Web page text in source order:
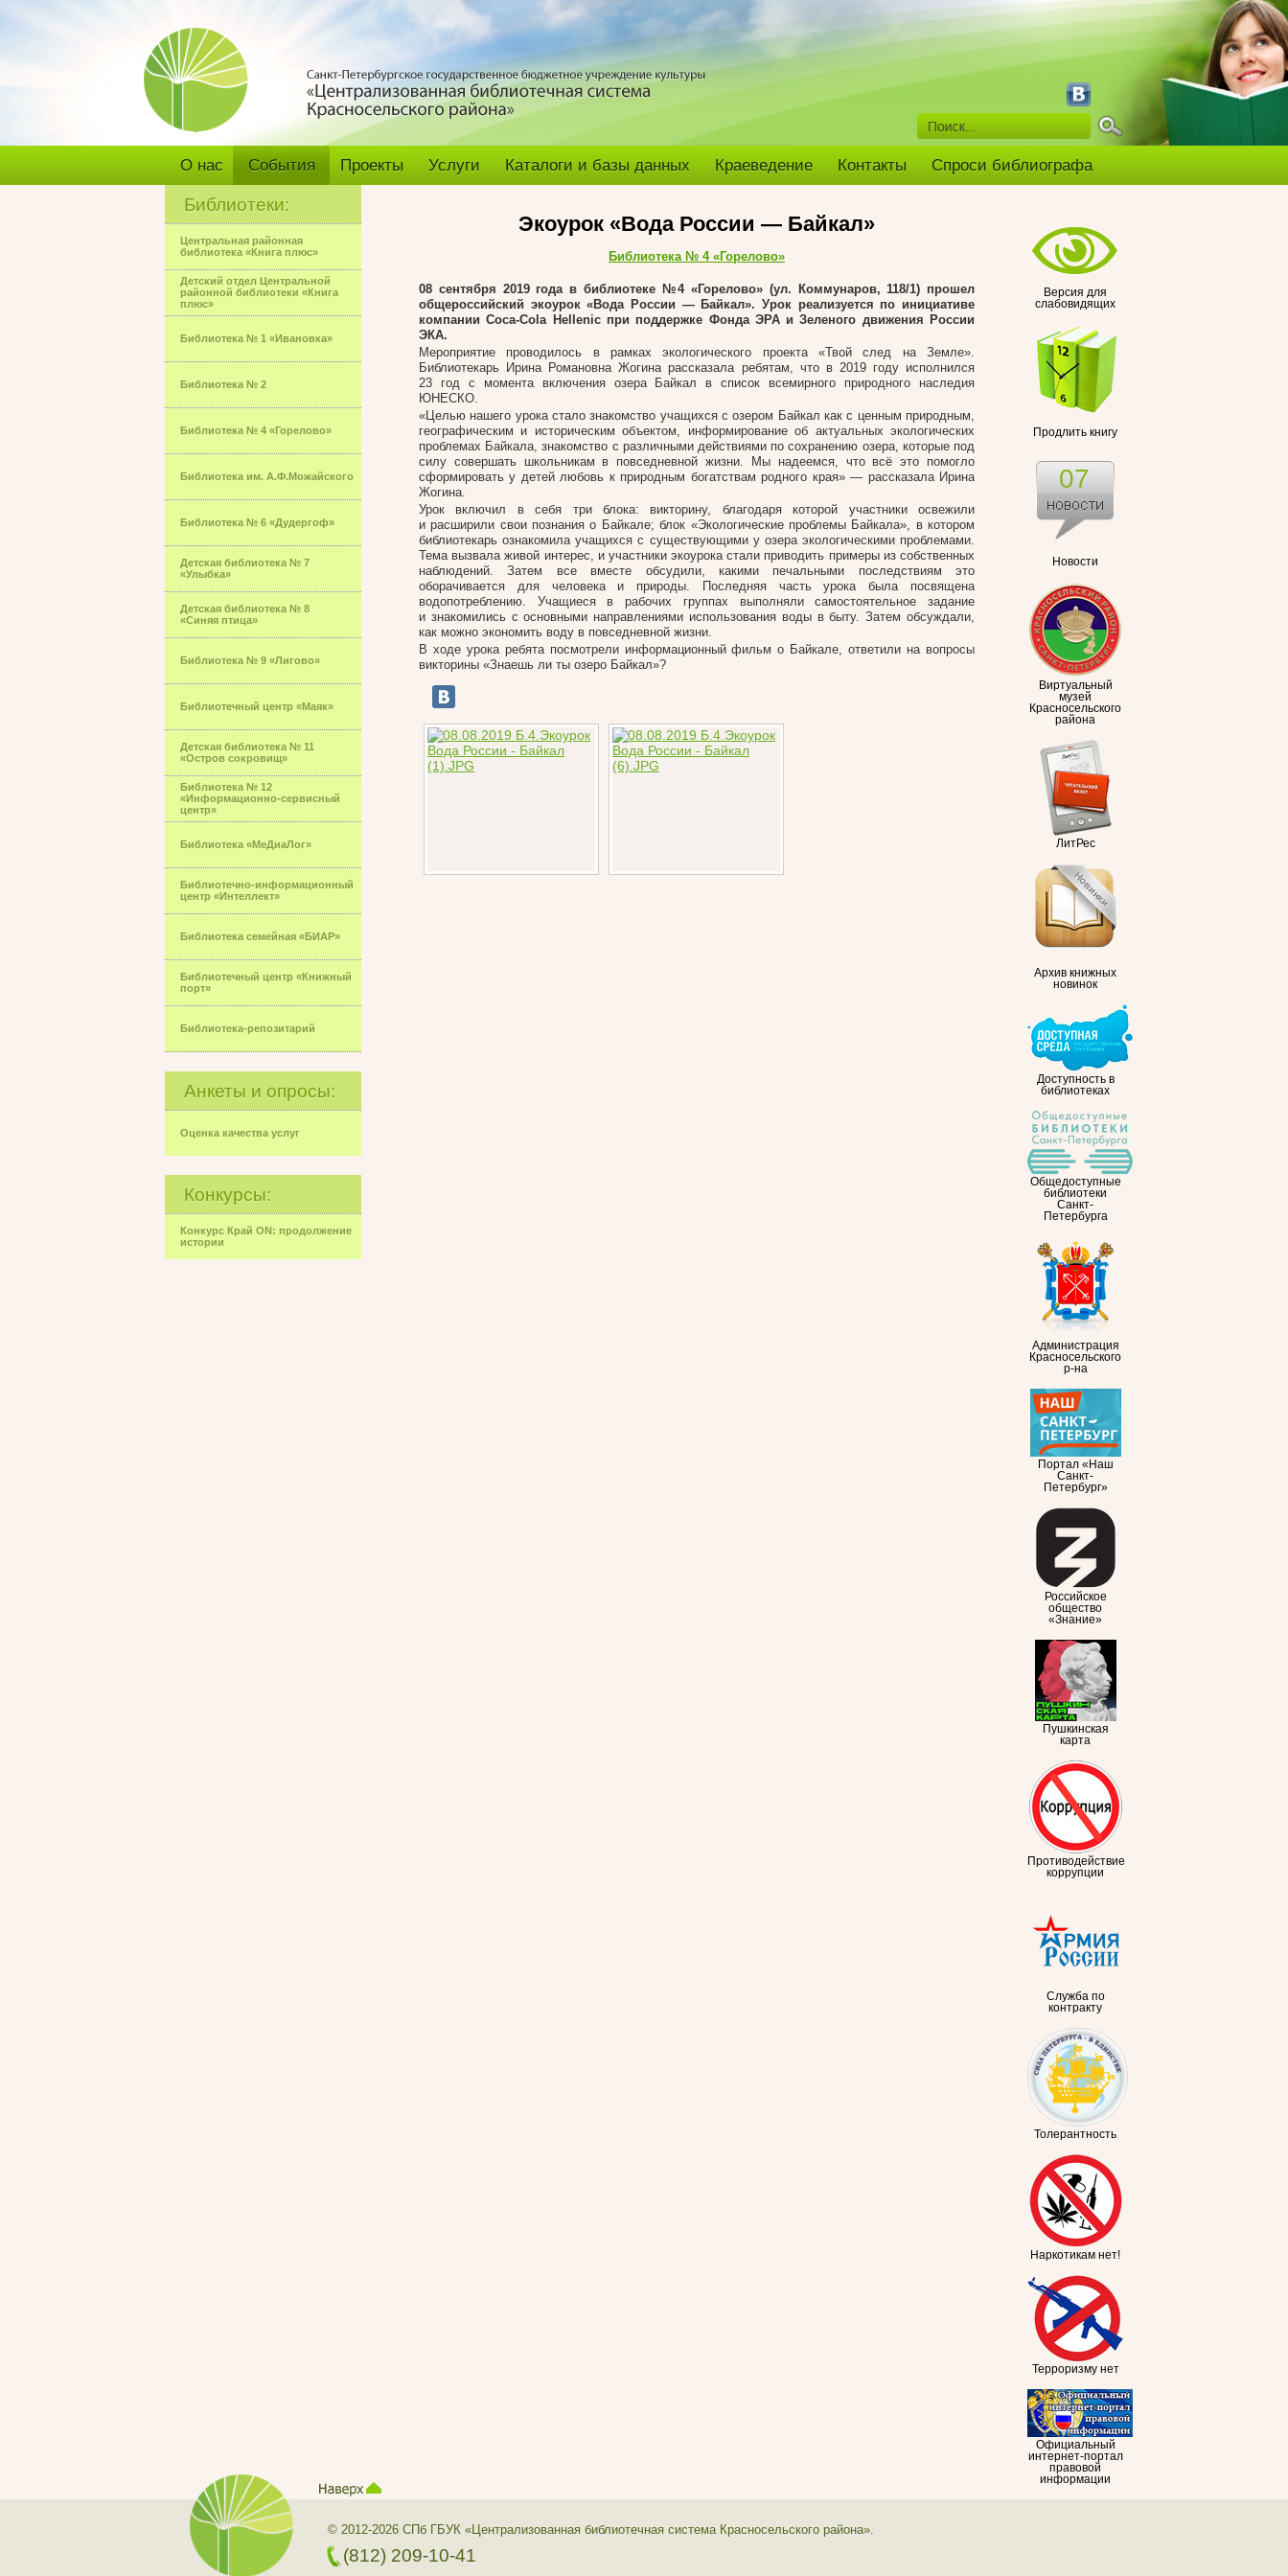
О нас События Проекты Услуги Каталоги и базы данных Краеведение Контакты Спроси библиографа
Библиотеки:
Центральная районная
библиотека «Книга плюс»
Детский отдел Центральной
районной библиотеки «Книга
плюс»
Библиотека № 1 «Ивановка»
Библиотека № 2
Библиотека № 4 «Горелово»
Библиотека им. А.Ф.Можайского
Библиотека № 6 «Дудергоф»
Детская библиотека № 7
«Улыбка»
Детская библиотека № 8
«Синяя птица»
Библиотека № 9 «Лигово»
Библиотечный центр «Маяк»
Детская библиотека № 11
«Остров сокровищ»
Библиотека № 12
«Информационно-сервисный
центр»
Библиотека «МеДиаЛог»
Библиотечно-информационный
центр «Интеллект»
Библиотека семейная «БИАР»
Библиотечный центр «Книжный
порт»
Библиотека-репозитарий
Анкеты и опросы:
Оценка качества услуг
Конкурсы:
Конкурс Край ON: продолжение
истории
Версия для
слабовидящих
Продлить книгу
Новости
07
Виртуальный
музей
Красносельского
района
ЛитРес
Архив книжных
новинок
Доступность в
библиотеках
Общедоступные
библиотеки
Санкт-
Петербурга
Администрация
Красносельского
р-на
Портал «Наш
Санкт-
Петербург»
Российское
общество
«Знание»
Пушкинская
карта
Противодействие
коррупции
Служба по
контракту
Толерантность
Наркотикам нет!
Терроризму нет
Официальный
интернет-портал
правовой
информации
Экоурок «Вода России — Байкал»
Библиотека № 4 «Горелово»
08 сентября 2019 года в библиотеке №4 «Горелово» (ул. Коммунаров, 118/1) прошел
общероссийский экоурок «Вода России — Байкал». Урок реализуется по инициативе
компании Coca-Cola Hellenic при поддержке Фонда ЭРА и Зеленого движения России
ЭКА.
Мероприятие проводилось в рамках экологического проекта «Твой след на Земле».
Библиотекарь Ирина Романовна Жогина рассказала ребятам, что в 2019 году исполнился
23 год с момента включения озера Байкал в список всемирного природного наследия
ЮНЕСКО.
«Целью нашего урока стало знакомство учащихся с озером Байкал как с ценным природным,
географическим и историческим объектом, информирование об актуальных экологических
проблемах Байкала, знакомство с различными действиями по сохранению озера, которые под
силу совершать школьникам в повседневной жизни. Мы надеемся, что всё это помогло
сформировать у детей любовь к природным богатствам родного края» — рассказала Ирина
Жогина.
Урок включил в себя три блока: викторину, благодаря которой участники освежили
и расширили свои познания о Байкале; блок «Экологические проблемы Байкала», в котором
библиотекарь ознакомила учащихся с существующими у озера экологическими проблемами.
Тема вызвала живой интерес, и участники экоурока стали приводить примеры из собственных
наблюдений. Затем все вместе обсудили, какими печальными последствиям это
оборачивается для человека и природы. Последняя часть урока была посвящена
водопотреблению. Учащиеся в рабочих группах выполняли самостоятельное задание
и знакомились с основными направлениями использования воды в быту. Затем обсуждали,
как можно экономить воду в повседневной жизни.
В ходе урока ребята посмотрели информационный фильм о Байкале, ответили на вопросы
викторины «Знаешь ли ты озеро Байкал»?
© 2012-2026 СПб ГБУК «Централизованная библиотечная система Красносельского района».
(812) 209-10-41